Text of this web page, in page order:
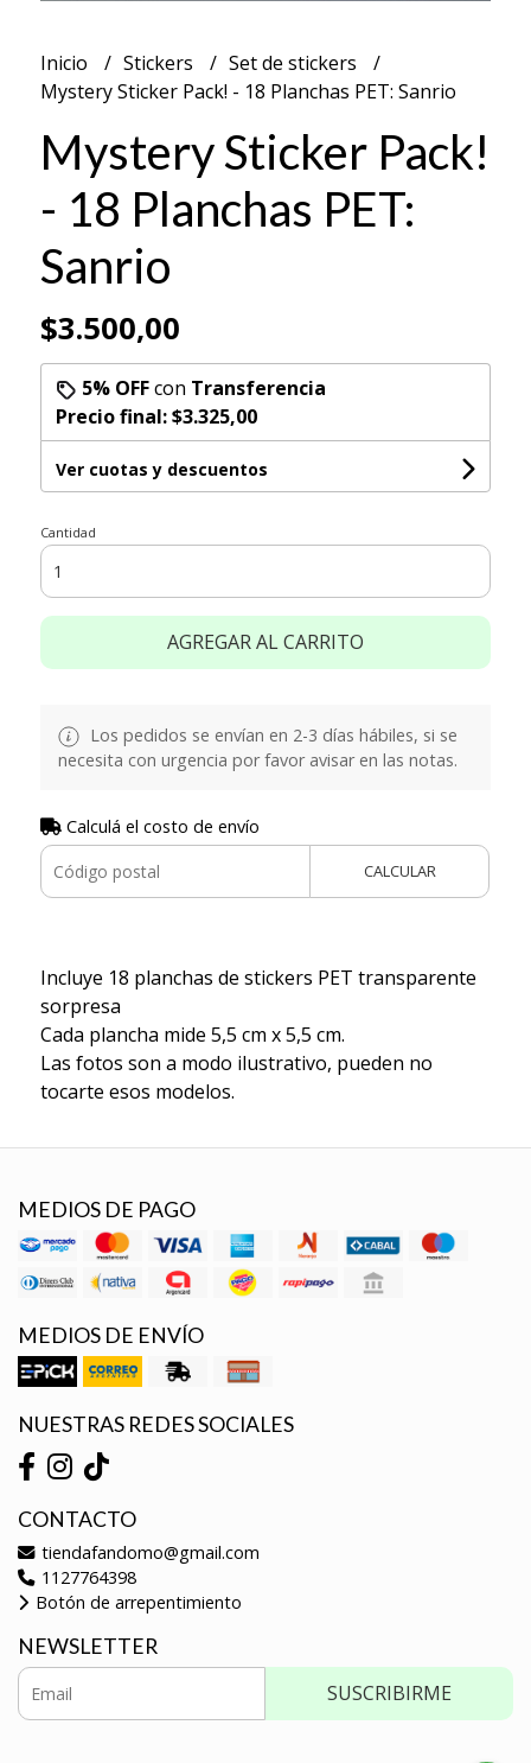
Inicio Stickers
Set de stickers
Mystery Sticker Pack! - 18 Planchas PET: Sanrio
Mystery Sticker Pack!
- 18 Planchas PET:
Sanrio
$3.500,00
5% OFFcon Transferencia
Precio final:$3.325,00
Ver cuotas y descuentos
Cantidad
AGREGAR AL CARRITO
Los pedidos se envían en 2-3 días hábiles, si se
necesita con urgencia por favor avisar en las notas.
Calculá el costo de envío
CALCULAR
Incluye 18 planchas de stickers PET transparente
sorpresa
Cada plancha mide 5,5 cm x 5,5 cm.
Las fotos son a modo ilustrativo, pueden no
tocarte esos modelos.
MEDIOS DE PAGO
MEDIOS DE ENVÍO
NUESTRAS REDES SOCIALES
CONTACTO
tiendafandomo@gmail.com
1127764398
Botón de arrepentimiento
NEWSLETTER
SUSCRIBIRME